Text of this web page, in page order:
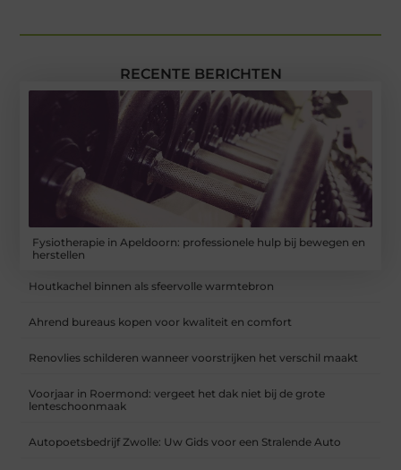
RECENTE BERICHTEN
Fysiotherapie in Apeldoorn: professionele hulp bij bewegen en
herstellen
Houtkachel binnen als sfeervolle warmtebron
Ahrend bureaus kopen voor kwaliteit en comfort
Renovlies schilderen wanneer voorstrijken het verschil maakt
Voorjaar in Roermond: vergeet het dak niet bij de grote
lenteschoonmaak
Autopoetsbedrijf Zwolle: Uw Gids voor een Stralende Auto